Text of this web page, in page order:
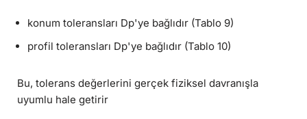
konum toleransları Dp'ye bağlıdır (Tablo 9)
profil toleransları Dp'ye bağlıdır (Tablo 10)
Bu, tolerans değerlerini gerçek fiziksel davranışla
uyumlu hale getirir